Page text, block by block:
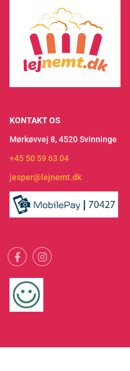
KONTAKT OS
Mørkøvvej 8, 4520 Svinninge
+45 50 59 63 04
jesper@lejnemt.dk